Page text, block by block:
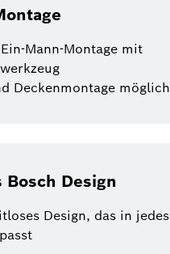
Mann-Montage mit
Deckenmontage möglich
Bosch Design
Design, das in jedes